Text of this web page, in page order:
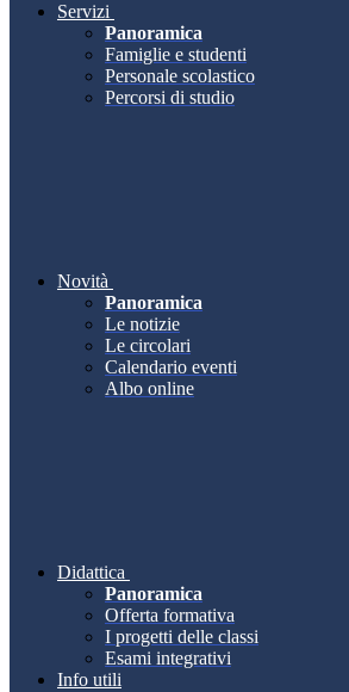
Servizi
Panoramica
Famiglie e studenti
Personale scolastico
Percorsi di studio
Novità
Panoramica
Le notizie
Le circolari
Calendario eventi
Albo online
Didattica
Panoramica
Offerta formativa
I progetti delle classi
Esami integrativi
Info utili